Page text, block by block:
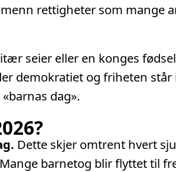
rettigheter som mange
seier eller en konges
demokratiet og friheten
dag».
Dette skjer omtrent hvert
barnetog blir flyttet til